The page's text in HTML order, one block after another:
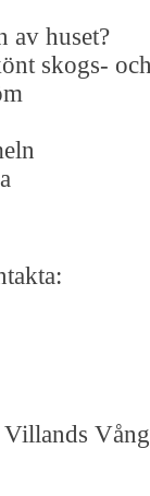
av huset?
skogs-